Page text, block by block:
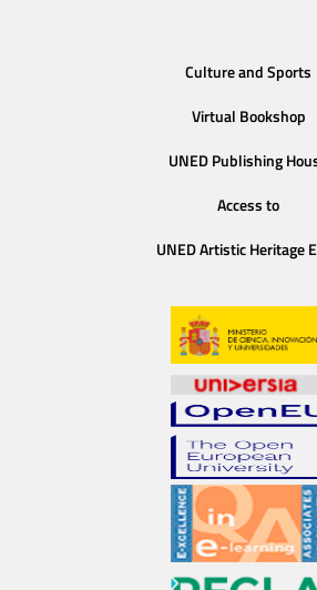
Culture and Sports
Virtual Bookshop
UNED Publishing
Access to
UNED Artistic Heritage